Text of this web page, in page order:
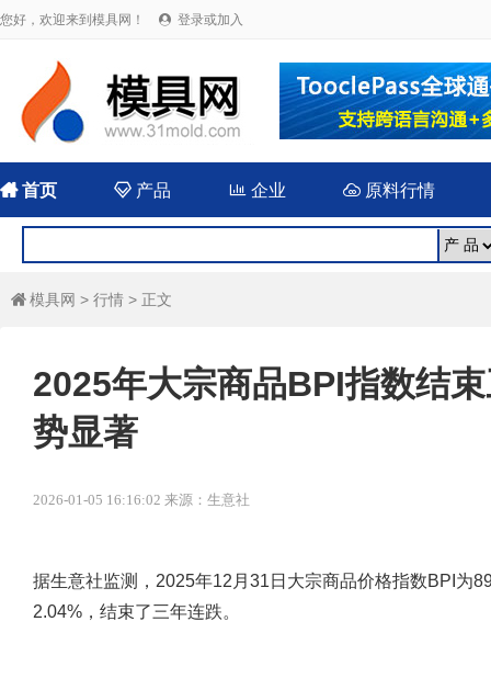
您好，欢迎来到模具网！  登录或加入
首页  产品 企业 原料行情
 模具网 > 行情 > 正文
2025年大宗商品BPI指数结
势显著
2026-01-05 16:16:02 来源：生意社
据生意社监测，2025年12月31日大宗商品价格指数BPI为
2.04%，结束了三年连跌。